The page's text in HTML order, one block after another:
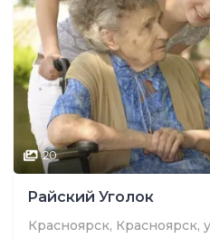
20
Райский Уголок
Красноярск, Красноярск,